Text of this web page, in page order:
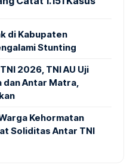
di Kabupaten
Stunting
2026, TNI AU Uji
dan Antar Matra,
Kehormatan
Soliditas Antar TNI